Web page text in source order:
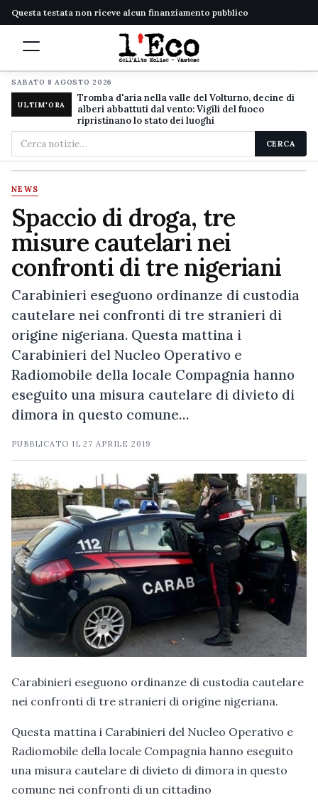
Questa testata non riceve alcun finanziamento pubblico
SABATO 8 AGOSTO 2026
ULTIM'ORA
Tromba d'aria nella valle del Volturno, decine di
alberi abbattuti dal vento: Vigili del fuoco
ripristinano lo stato dei luoghi
Cerca
nel
sito
CERCA
NEWS
Spaccio di droga, tre
misure cautelari nei
confronti di tre nigeriani
Carabinieri eseguono ordinanze di custodia
cautelare nei confronti di tre stranieri di
origine nigeriana. Questa mattina i
Carabinieri del Nucleo Operativo e
Radiomobile della locale Compagnia hanno
eseguito una misura cautelare di divieto di
dimora in questo comune…
PUBBLICATO IL27 APRILE 2019
Carabinieri eseguono ordinanze di custodia cautelare
nei confronti di tre stranieri di origine nigeriana.
Questa mattina i Carabinieri del Nucleo Operativo e
Radiomobile della locale Compagnia hanno eseguito
una misura cautelare di divieto di dimora in questo
comune nei confronti di un cittadino